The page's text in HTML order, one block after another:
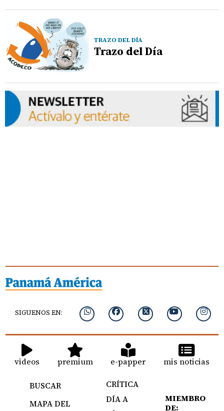
TRAZO DEL DÍA
Trazo del Día
SIGUENOS EN:
videos premium e-papper mis noticias
BUSCAR
MAPA DEL
CRÍTICA
DÍA A
MIEMBRO
DE: